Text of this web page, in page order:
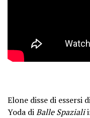
Elone disse di
Yoda diBalle Spaziali